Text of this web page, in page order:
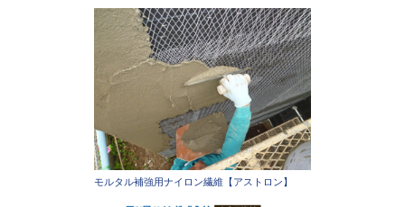
モルタル補強用ナイロン繊維【アストロン】